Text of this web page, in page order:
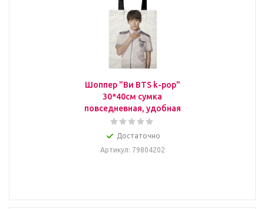
Шоппер "Ви BTS k-pop"
30*40см сумка
повседневная, удобная
Достаточно
Артикул: 79804202